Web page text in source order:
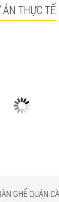
ÁN THỰC TẾ
GHẾ QUÁN